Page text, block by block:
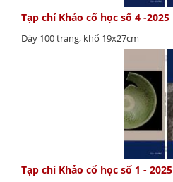
Tạp chí Khảo cổ học số 4 -2025
Dày 100 trang, khổ 19x27cm
Tạp chí Khảo cổ học số 1 - 2025